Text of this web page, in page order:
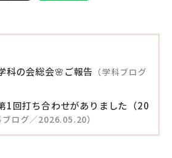
科の会総会🌸ご報告 （学科ブログ
1回打ち合わせがありました（20
ブログ／2026.05.20）